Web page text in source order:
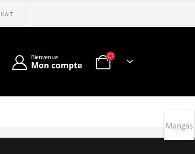
Bienvenue
Mon compte
Mangas